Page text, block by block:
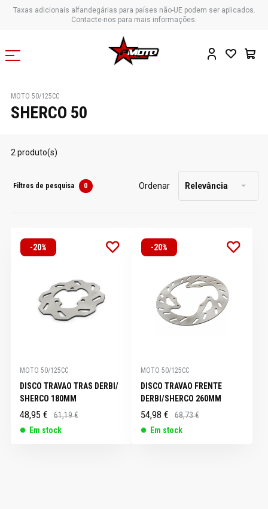
Taxas adicionais alfandegárias para países não-UE podem ser aplicados.
Contacte-nos para mais informações.
MOTO 50/125CC
SHERCO 50
2 produto(s)
Filtros de pesquisa 0 Ordenar Relevância
-20%
MOTO 50/125CC
DISCO TRAVAO TRAS DERBI/
SHERCO 180MM
48,95 €
61,19 €
Em stock
-20%
MOTO 50/125CC
DISCO TRAVAO FRENTE
DERBI/SHERCO 260MM
54,98 €
68,73 €
Em stock